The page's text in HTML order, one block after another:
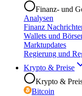
Finanz- und
Analysen
Finanz
Wallets und
Marktupdates
Regierung und
Krypto & Preise
Krypto &
Bitcoin